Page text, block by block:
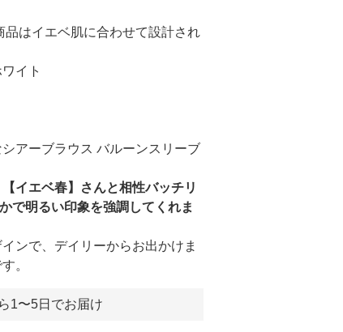
品はイエベ肌に合わせて設計され
イト
アーブラウス バルーンスリーブ
イエベ春】さんと相性バッチリ
で明るい印象を強調してくれま
ンで、デイリーからお出かけま
。
1〜5日でお届け